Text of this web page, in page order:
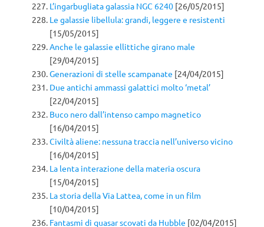
L’ingarbugliata galassia NGC 6240 [26/05/2015]
Le galassie libellula: grandi, leggere e resistenti
[15/05/2015]
Anche le galassie ellittiche girano male
[29/04/2015]
Generazioni di stelle scampanate [24/04/2015]
Due antichi ammassi galattici molto ‘metal’
[22/04/2015]
Buco nero dall’intenso campo magnetico
[16/04/2015]
Civiltà aliene: nessuna traccia nell’universo vicino
[16/04/2015]
La lenta interazione della materia oscura
[15/04/2015]
La storia della Via Lattea, come in un film
[10/04/2015]
Fantasmi di quasar scovati da Hubble [02/04/2015]